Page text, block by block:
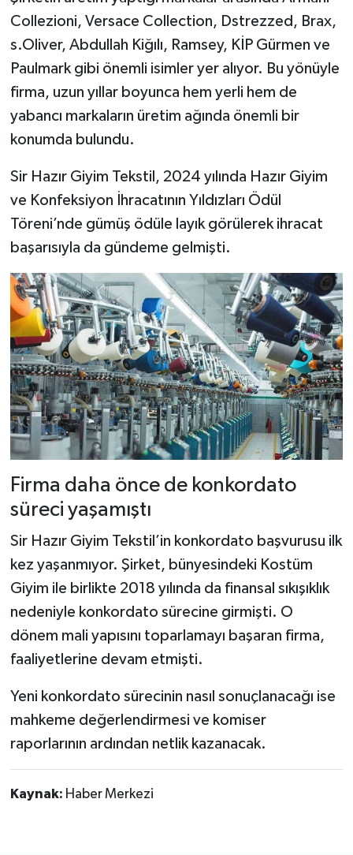
Collezioni, Versace Collection, Dstrezzed, Brax,
s.Oliver, Abdullah Kiğılı, Ramsey, KİP Gürmen ve
Paulmark gibi önemli isimler yer alıyor. Bu yönüyle
firma, uzun yıllar boyunca hem yerli hem de
yabancı markaların üretim ağında önemli bir
konumda bulundu.
Sir Hazır Giyim Tekstil, 2024 yılında Hazır Giyim
ve Konfeksiyon İhracatının Yıldızları Ödül
Töreni’nde gümüş ödüle layık görülerek ihracat
başarısıyla da gündeme gelmişti.
Firma daha önce de konkordato
süreci yaşamıştı
Sir Hazır Giyim Tekstil’in konkordato başvurusu ilk
kez yaşanmıyor. Şirket, bünyesindeki Kostüm
Giyim ile birlikte 2018 yılında da finansal sıkışıklık
nedeniyle konkordato sürecine girmişti. O
dönem mali yapısını toparlamayı başaran firma,
faaliyetlerine devam etmişti.
Yeni konkordato sürecinin nasıl sonuçlanacağı ise
mahkeme değerlendirmesi ve komiser
raporlarının ardından netlik kazanacak.
Kaynak: Haber Merkezi